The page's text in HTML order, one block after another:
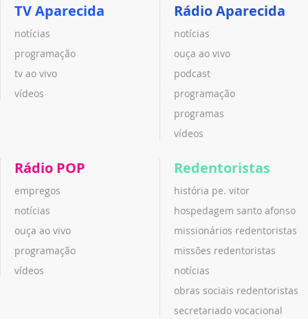
TV Aparecida
notícias
programação
tv ao vivo
vídeos
Rádio Aparecida
notícias
ouça ao vivo
podcast
programação
programas
vídeos
Rádio POP
empregos
notícias
ouça ao vivo
programação
vídeos
Redentoristas
história pe. vitor
hospedagem santo afonso
missionários redentoristas
missões redentoristas
notícias
obras sociais redentoristas
secretariado vocacional